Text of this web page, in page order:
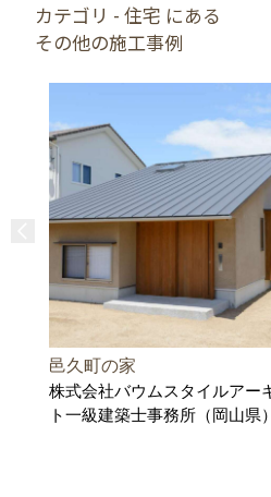
カテゴリ - 住宅 にある
その他の施工事例
邑久町の家
株式会社バウムスタイルアー
ト一級建築士事務所（岡山県）